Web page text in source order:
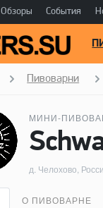
Обзоры События
Пивоварни
МИНИ-
д. Челохово,
О ПИВОВАРНЕ